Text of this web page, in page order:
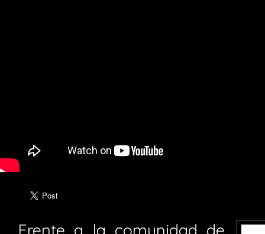
Frente a la comunidad de